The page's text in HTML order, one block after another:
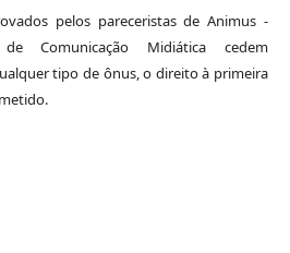
pelos pareceristas de Animus -
de Comunicação Midiática cedem
tipo de ônus, o direito à primeira